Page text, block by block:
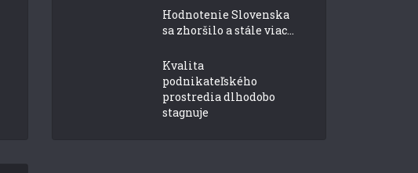
Hodnotenie Slovenska
sa zhoršilo a stále viac...
Kvalita
podnikateľského
prostredia dlhodobo
stagnuje